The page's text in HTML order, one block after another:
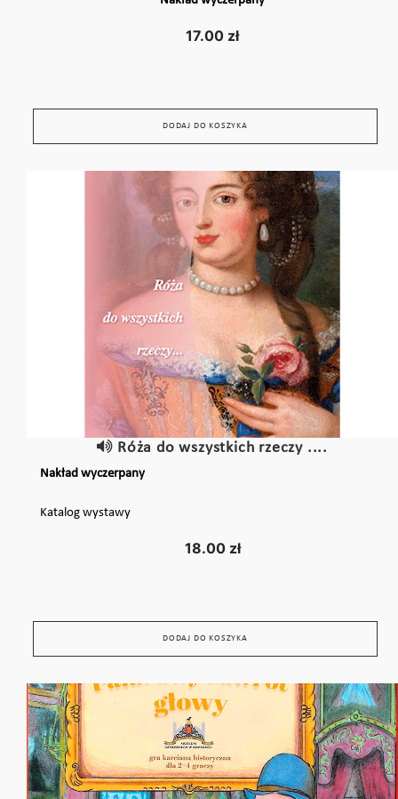
17.00 zł
DODAJ DO KOSZYKA
Róża do wszystkich rzeczy ....
Nakład wyczerpany
Katalog wystawy
18.00 zł
DODAJ DO KOSZYKA